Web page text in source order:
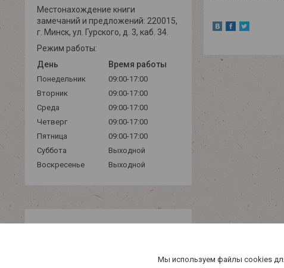
Местонахождение книги
замечаний и предложений: 220015,
г. Минск, ул. Гурского, д. 3, каб. 34.
Режим работы:
День
Время работы
Понедельник
09:00-17:00
Вторник
09:00-17:00
Среда
09:00-17:00
Четверг
09:00-17:00
Пятница
09:00-17:00
Суббота
Выходной
Воскресенье
Выходной
Мы используем файлы cookies